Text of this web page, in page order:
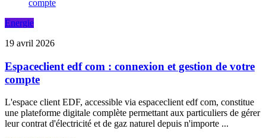
Energie
19 avril 2026
Espaceclient edf com : connexion et gestion de votre
compte
L'espace client EDF, accessible via espaceclient edf com, constitue
une plateforme digitale complète permettant aux particuliers de gérer
leur contrat d'électricité et de gaz naturel depuis n'importe ...